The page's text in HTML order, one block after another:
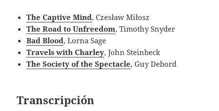
The Captive Mind, Czesław Miłosz
The Road to Unfreedom, Timothy Snyder
Bad Blood, Lorna Sage
Travels with Charley, John Steinbeck
The Society of the Spectacle, Guy Debord
Transcripción